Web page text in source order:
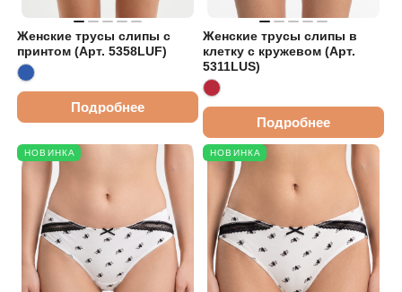
Женские трусы слипы с
принтом (Арт. 5358LUF)
Подробнее
Женские трусы слипы в
клетку с кружевом (Арт.
5311LUS)
Подробнее
НОВИНКА НОВИНКА